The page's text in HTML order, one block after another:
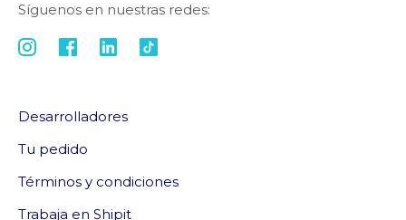
Síguenos en nuestras redes:
Desarrolladores
Tu pedido
Términos y condiciones
Trabaja en Shipit